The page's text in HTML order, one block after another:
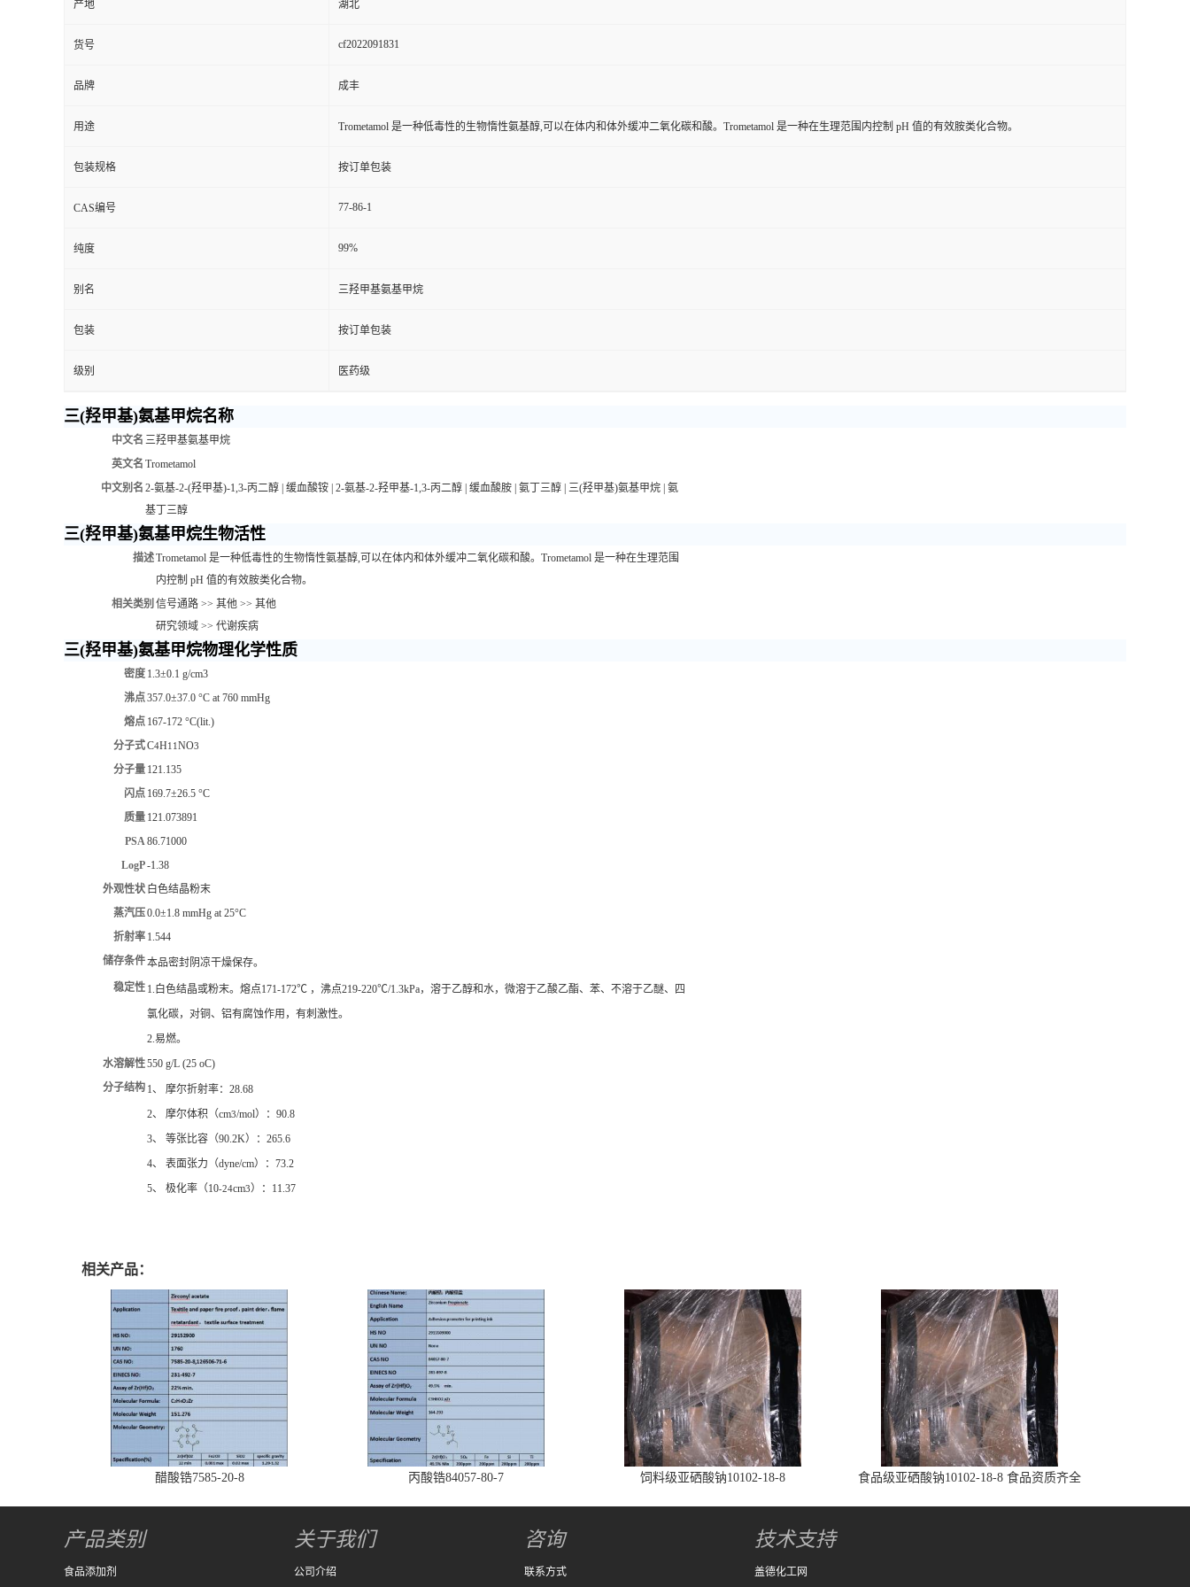
产地 湖北
货号 cf2022091831
品牌 成丰
用途 Trometamol 是一种低毒性的生物惰性氨基醇,可以在体内和体外缓冲二氧化碳和酸。Trometamol 是一种在生理范围内控制 pH 值的有效胺类化合物。
包装规格 按订单包装
CAS编号 77-86-1
纯度 99%
别名 三羟甲基氨基甲烷
包装 按订单包装
级别 医药级
三(羟甲基)氨基甲烷名称
中文名 三羟甲基氨基甲烷
英文名 Trometamol
中文别名 2-氨基-2-(羟甲基)-1,3-丙二醇 缓血酸铵 2-氨基-2-羟甲基-1,3-丙二醇 缓血酸胺 氨丁三醇 三(羟甲基)氨基甲烷 氨
基丁三醇
三(羟甲基)氨基甲烷生物活性
描述Trometamol 是一种低毒性的生物惰性氨基醇,可以在体内和体外缓冲二氧化碳和酸。Trometamol 是一种在生理范围
内控制 pH 值的有效胺类化合物。
相关类别 信号通路 >> 其他 >> 其他
研究领域 >> 代谢疾病
三(羟甲基)氨基甲烷物理化学性质
密度 1.3±0.1 g/cm3
沸点357.0±37.0 °C at 760 mmHg
熔点 167-172 °C(lit.)
分子式C4H11NO3
分子量 121.135
闪点 169.7±26.5 °C
质量 121.073891
PSA86.71000
LogP-1.38
外观性状 白色结晶粉末
蒸汽压0.0±1.8 mmHg at 25°C
折射率 1.544
储存条件本品密封阴凉干燥保存。
稳定性 1.白色结晶或粉末。熔点171-172℃ ，沸点219-220℃/1.3kPa，溶于乙醇和水，微溶于乙酸乙酯、苯、不溶于乙醚、四
氯化碳，对铜、铝有腐蚀作用，有刺激性。
2.易燃。
水溶解性550 g/L (25 oC)
分子结构 1、 摩尔折射率：28.68
2、 摩尔体积（cm3/mol）：90.8
3、 等张比容（90.2K）：265.6
4、 表面张力（dyne/cm）：73.2
5、 极化率（10-24cm3）：11.37
相关产品：
醋酸锆7585-20-8 丙酸锆84057-80-7 饲料级亚硒酸钠10102-18-8 食品级亚硒酸钠10102-18-8 食品资质齐全
产品类别
食品添加剂
关于我们
公司介绍
咨询
联系方式
技术支持
盖德化工网